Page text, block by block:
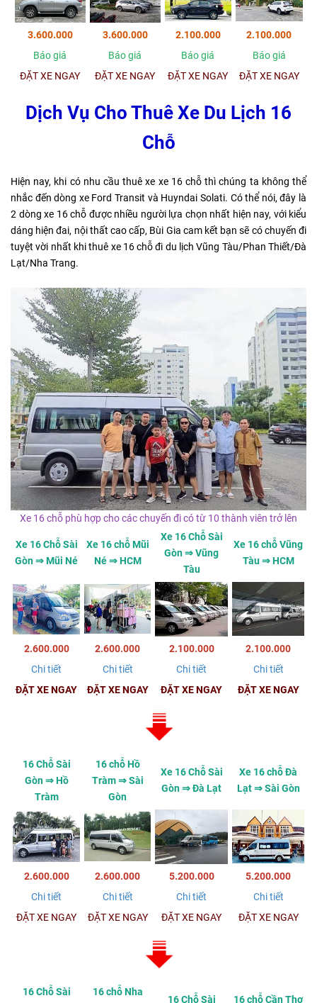
3.600.000 3.600.000 2.100.000
2.100.000
Báo giá
Báo giá Báo giá
Báo giá
ĐẶT XE NGAY
ĐẶT XE NGAY ĐẶT XE NGAY ĐẶT XE NGAY
Dịch Vụ Cho Thuê Xe Du Lịch 16
Chỗ
Hiện nay, khi có nhu cầu thuê xe xe 16 chỗ thì chúng ta không thể
nhắc đến dòng xe Ford Transit và Huyndai Solati. Có thể nói, đây là
2 dòng xe 16 chỗ được nhiều người lựa chọn nhất hiện nay, với kiểu
dáng hiện đai, nội thất cao cấp, Bùi Gia cam kết bạn sẽ có chuyến đi
tuyệt vời nhất khi thuê xe 16 chỗ đi du lịch Vũng Tàu/Phan Thiết/Đà
Lạt/Nha Trang.
Xe 16 chỗ phù hợp cho các chuyến đi có từ 10 thành viên trở lên
Xe 16 Chỗ Sài
Gòn ⇒ Mũi Né
Xe 16 chỗ Mũi
Né ⇒ HCM
Xe 16 Chỗ Sài
Gòn ⇒ Vũng
Tàu
Xe 16 chỗ Vũng
Tàu ⇒ HCM
2.600.000 2.600.000 2.100.000
2.100.000
Chi tiết
Chi tiết Chi tiết
Chi tiết
ĐẶT XE NGAY
ĐẶT XE NGAY ĐẶT XE NGAY ĐẶT XE NGAY
16 Chỗ Sài
Gòn ⇒ Hồ
Tràm
16 chỗ Hồ
Tràm ⇒ Sài
Gòn
Xe 16 Chỗ Sài
Gòn ⇒ Đà Lạt
Xe 16 chỗ Đà
Lạt ⇒ Sài Gòn
2.600.000 2.600.000 5.200.000
5.200.000
Chi tiết
Chi tiết Chi tiết
Chi tiết
ĐẶT XE NGAY
ĐẶT XE NGAY ĐẶT XE NGAY ĐẶT XE NGAY
16 Chỗ Sài
16 chỗ Nha
16 Chỗ Sài 16 chỗ Cần Thơ